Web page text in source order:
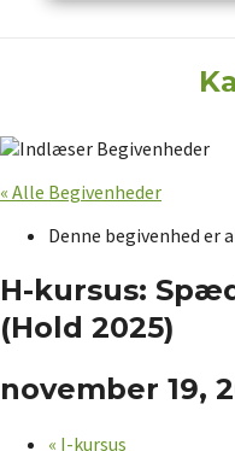
« Alle Begivenheder
Denne begivenhed er
H-kursus:
(Hold 2025)
november 19,
« I-kursus